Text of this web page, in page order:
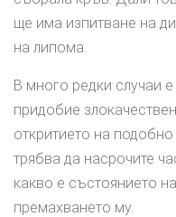
ще има изпитване на
на липома.
В много редки случаи
придобие
откритието на
трябва да насрочите
какво е състоянието
премахването му.